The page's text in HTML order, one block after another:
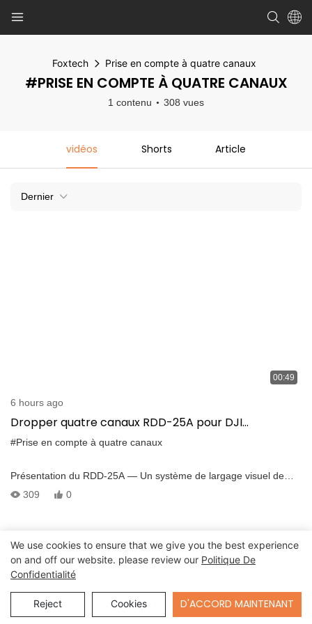
Foxtech Prise en compte à quatre canaux
#PRISE EN COMPTE À QUATRE CANAUX
1 contenu 308 vues
vidéos Shorts Article
Dernier
00:49
6 hours ago
Dropper quatre canaux RDD-25A pour DJI
M300/M350 | Système de diffusion visuelle en temps
#Prise en compte à quatre canaux
Présentation du RDD-25A — Un système de largage visuel de
précision pour les drones DJI M300/M350 Le RDD-25A est un
précision et fiabilité d'en haut. Caractéristiques principales : -
Module de transmission vidéo intégré pour un retour FPV en
temps réel - 4 canaux de largage, chacun transportant jusqu'à 2,5
kg de charge utile - Prend en charge la libération séquentielle ou
simultanée - Interface de type C avec partage de port PSDK pour
309 0
Send Inquiry
We use cookies to ensure that we give you the best experience
on and off our website. please review our Politique De
Confidentialité
Reject Cookies D'ACCORD MAINTENANT